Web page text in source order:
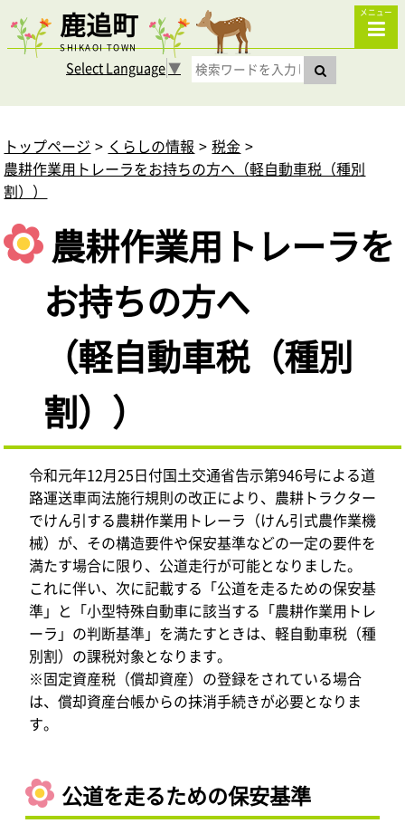
鹿追町
SHIKAOI TOWN
メニュー
Select Language▼
トップページ くらしの情報
税金
農耕作業用トレーラをお持ちの方へ（軽自動車税（種別
割））
農耕作業用トレーラを
お持ちの方へ
（軽自動車税（種別
割））
令和元年12月25日付国土交通省告示第946号による道
路運送車両法施行規則の改正により、農耕トラクター
でけん引する農耕作業用トレーラ（けん引式農作業機
械）が、その構造要件や保安基準などの一定の要件を
満たす場合に限り、公道走行が可能となりました。
これに伴い、次に記載する「公道を走るための保安基
準」と「小型特殊自動車に該当する「農耕作業用トレ
ーラ」の判断基準」を満たすときは、軽自動車税（種
別割）の課税対象となります。
※固定資産税（償却資産）の登録をされている場合
は、償却資産台帳からの抹消手続きが必要となりま
す。
公道を走るための保安基準